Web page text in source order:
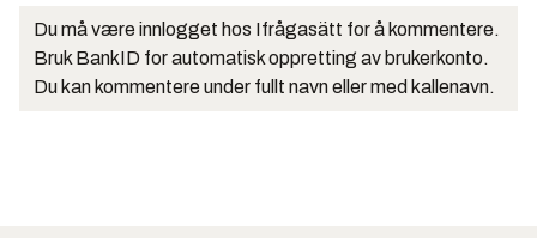
Du må være innlogget hos Ifrågasätt for å kommentere.
Bruk BankID for automatisk oppretting av brukerkonto.
Du kan kommentere under fullt navn eller med kallenavn.